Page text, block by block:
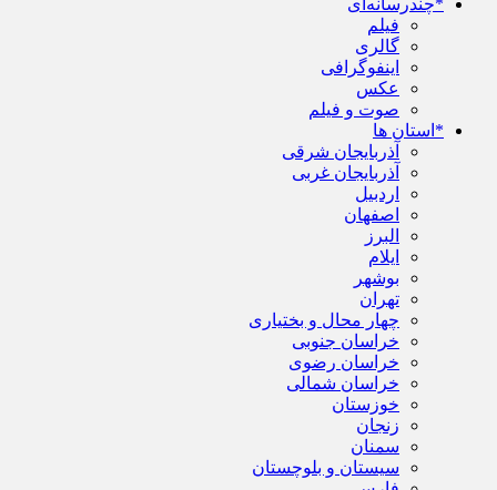
*چندرسانه‌ای
فیلم
گالری
اینفوگرافی
عکس
صوت و فیلم
*استان ها
آذربایجان شرقی
آذربایجان غربی
اردبیل
اصفهان
البرز
ایلام
بوشهر
تهران
چهار محال و بختیاری
خراسان جنوبی
خراسان رضوی
خراسان شمالی
خوزستان
زنجان
سمنان
سیستان و بلوچستان